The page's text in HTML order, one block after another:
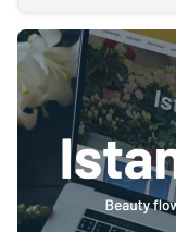
INDONESIA
Partner
Rakyat
Notice
Seedbacklink